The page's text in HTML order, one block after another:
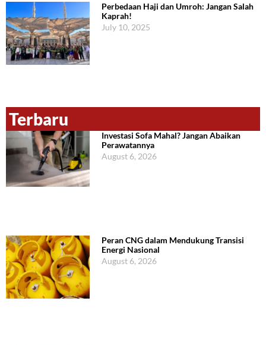
Perbedaan Haji dan Umroh: Jangan Salah
Kaprah!
July 10, 2025
Terbaru
Investasi Sofa Mahal? Jangan Abaikan
Perawatannya
August 6, 2026
Peran CNG dalam Mendukung Transisi
Energi Nasional
August 6, 2026